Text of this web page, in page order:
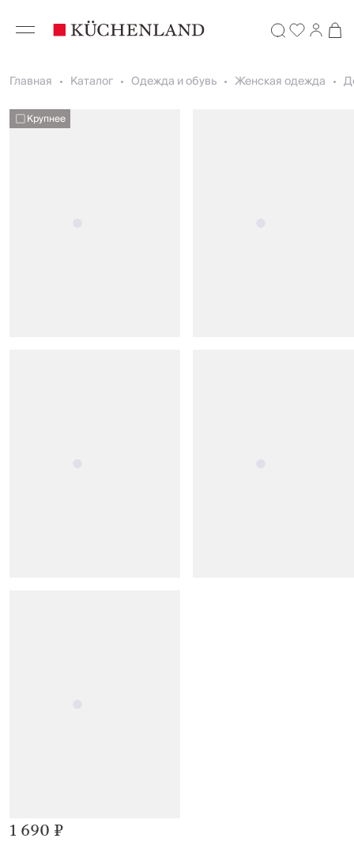
Главная Каталог Одежда и обувь Женская одежда
Крупнее
1 690 ₽